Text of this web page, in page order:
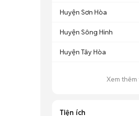
Huyện Sơn Hòa
Huyện Sông Hinh
Huyện Tây Hòa
Xem thêm
Tiện ích